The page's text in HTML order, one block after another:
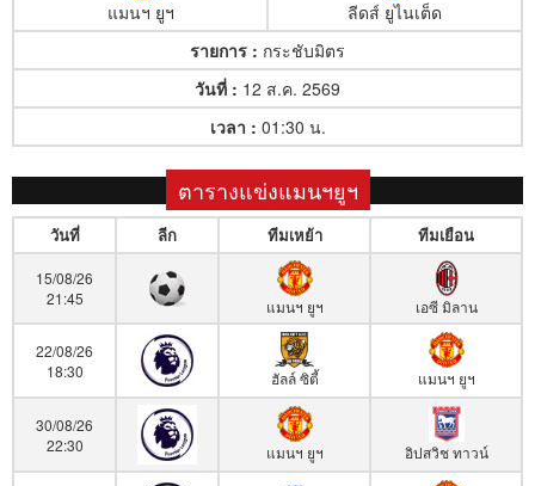
แมนฯ ยูฯ
ลีดส์ ยูไนเต็ด
รายการ : กระชับมิตร
วันที่ : 12 ส.ค. 2569
เวลา : 01:30 น.
ตารางแข่งแมนฯยูฯ
วันที่ ลีก ทีมเหย้า ทีมเยือน
15/08/26
21:45
แมนฯ ยูฯ เอซี มิลาน
22/08/26
18:30
ฮัลล์ ซิตี้ แมนฯ ยูฯ
30/08/26
22:30
แมนฯ ยูฯ อิปสวิช ทาวน์